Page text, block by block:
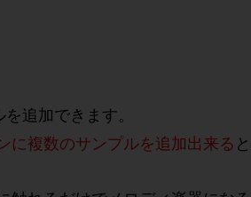
追加できます。
に複数のサンプルを追加出来る